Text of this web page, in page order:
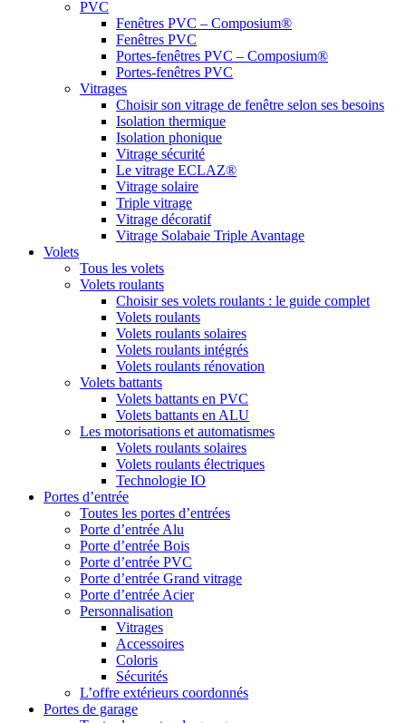
PVC
Fenêtres PVC – Composium®
Fenêtres PVC
Portes-fenêtres PVC – Composium®
Portes-fenêtres PVC
Vitrages
Choisir son vitrage de fenêtre selon ses besoins
Isolation thermique
Isolation phonique
Vitrage sécurité
Le vitrage ECLAZ®
Vitrage solaire
Triple vitrage
Vitrage décoratif
Vitrage Solabaie Triple Avantage
Volets
Tous les volets
Volets roulants
Choisir ses volets roulants : le guide complet
Volets roulants
Volets roulants solaires
Volets roulants intégrés
Volets roulants rénovation
Volets battants
Volets battants en PVC
Volets battants en ALU
Les motorisations et automatismes
Volets roulants solaires
Volets roulants électriques
Technologie IO
Portes d’entrée
Toutes les portes d’entrées
Porte d’entrée Alu
Porte d’entrée Bois
Porte d’entrée PVC
Porte d’entrée Grand vitrage
Porte d’entrée Acier
Personnalisation
Vitrages
Accessoires
Coloris
Sécurités
L’offre extérieurs coordonnés
Portes de garage